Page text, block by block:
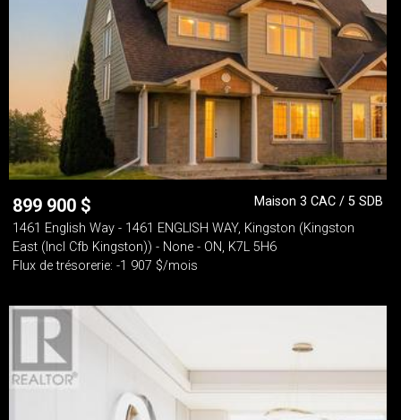
899 900 $
Maison 3 CAC / 5 SDB
1461 English Way - 1461 ENGLISH WAY, Kingston (Kingston
East (Incl Cfb Kingston)) - None - ON, K7L 5H6
Flux de trésorerie: -1 907 $/mois